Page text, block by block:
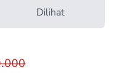
Dilihat